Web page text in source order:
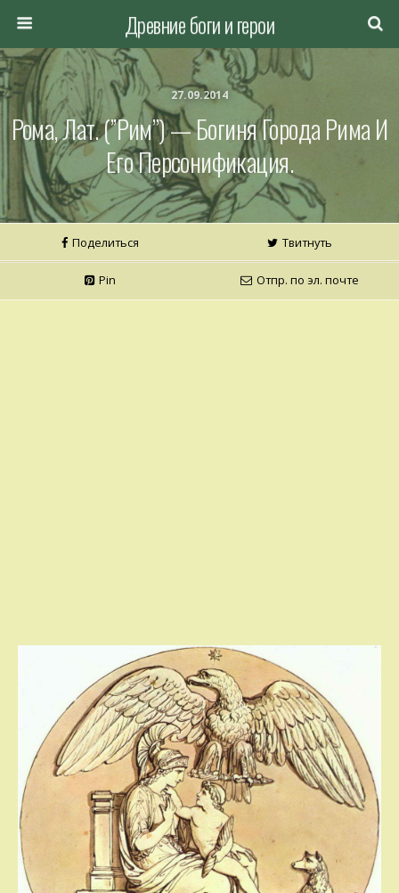
Древние боги и герои
27.09.2014
Рома, Лат. (’’Рим”) — Богиня Города Ри­ма И
Его Персонификация.
Поделиться Твитнуть
Pin Отпр. по эл. почте